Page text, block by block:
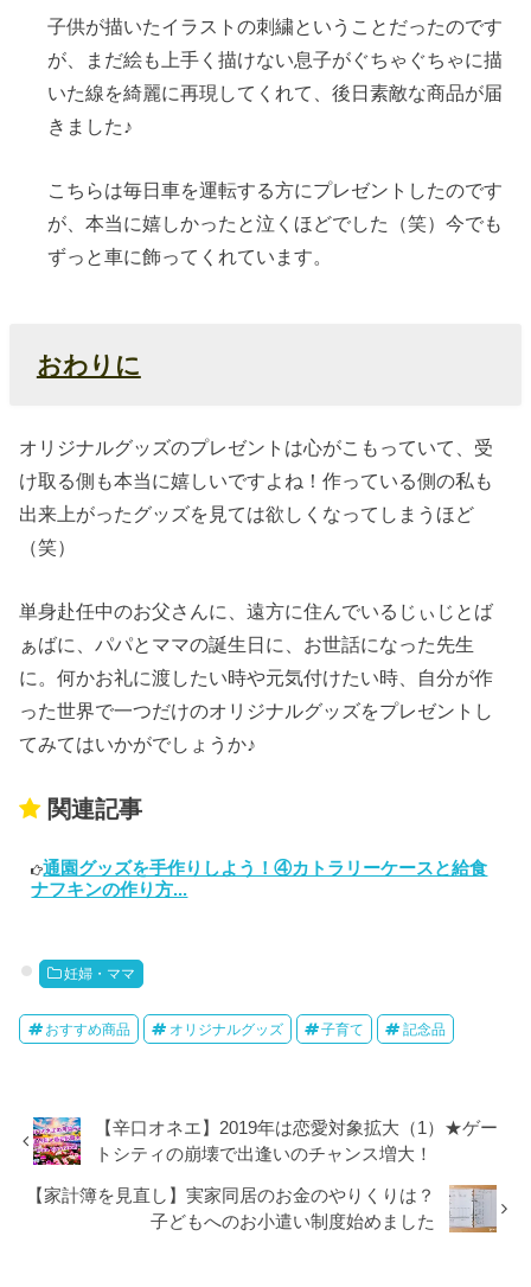
子供が描いたイラストの刺繍ということだったのです
が、まだ絵も上手く描けない息子がぐちゃぐちゃに描
いた線を綺麗に再現してくれて、後日素敵な商品が届
きました♪
こちらは毎日車を運転する方にプレゼントしたのです
が、本当に嬉しかったと泣くほどでした（笑）今でも
ずっと車に飾ってくれています。
おわりに
オリジナルグッズのプレゼントは心がこもっていて、受
け取る側も本当に嬉しいですよね！作っている側の私も
出来上がったグッズを見ては欲しくなってしまうほど
（笑）
単身赴任中のお父さんに、遠方に住んでいるじぃじとば
ぁばに、パパとママの誕生日に、お世話になった先生
に。何かお礼に渡したい時や元気付けたい時、自分が作
った世界で一つだけのオリジナルグッズをプレゼントし
てみてはいかがでしょうか♪
関連記事
通園グッズを手作りしよう！④カトラリーケースと給食
ナフキンの作り方...
妊婦・ママ
おすすめ商品 オリジナルグッズ 子育て 記念品
【辛口オネエ】2019年は恋愛対象拡大（1）★ゲー
トシティの崩壊で出逢いのチャンス増大！
【家計簿を見直し】実家同居のお金のやりくりは？
子どもへのお小遣い制度始めました